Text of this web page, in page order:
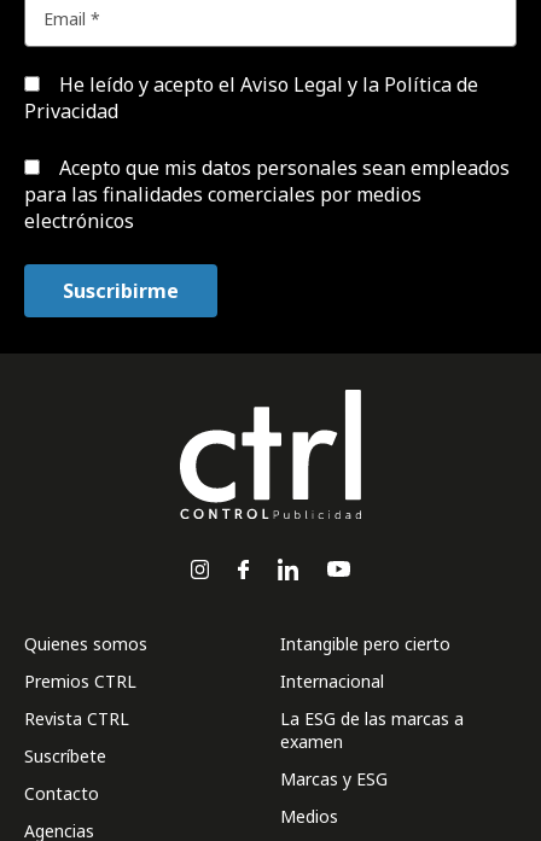
He leído y acepto el Aviso Legal y la Política de
Privacidad
Acepto que mis datos personales sean empleados
para las finalidades comerciales por medios
electrónicos
Quienes somos
Premios CTRL
Revista CTRL
Suscríbete
Contacto
Agencias
Intangible pero cierto
Internacional
La ESG de las marcas a
examen
Marcas y ESG
Medios